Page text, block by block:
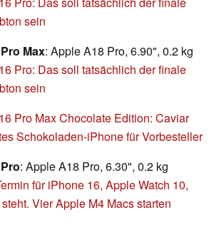
sein
Max: Apple A18 Pro, 6.90", 0.2 kg
Pro: Das soll tatsächlich der finale
sein
Pro Max Chocolate Edition: Caviar
Schokoladen-iPhone für Vorbesteller
: Apple A18 Pro, 6.30", 0.2 kg
für iPhone 16, Apple Watch 10,
Vier Apple M4 Macs starten